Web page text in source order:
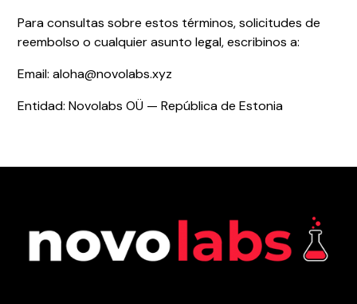
Para consultas sobre estos términos, solicitudes de
reembolso o cualquier asunto legal, escribinos a:
Email: aloha@novolabs.xyz
Entidad: Novolabs OÜ — República de Estonia